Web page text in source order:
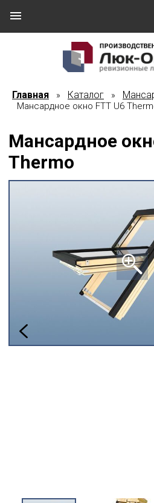
Главная » Каталог »
Мансардное окно FTT U6
Мансардное
Thermo